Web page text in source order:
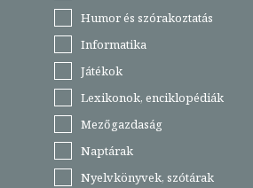
Humor és szórakoztatás
Informatika
Játékok
Lexikonok, enciklopédiák
Mezőgazdaság
Naptárak
Nyelvkönyvek, szótárak